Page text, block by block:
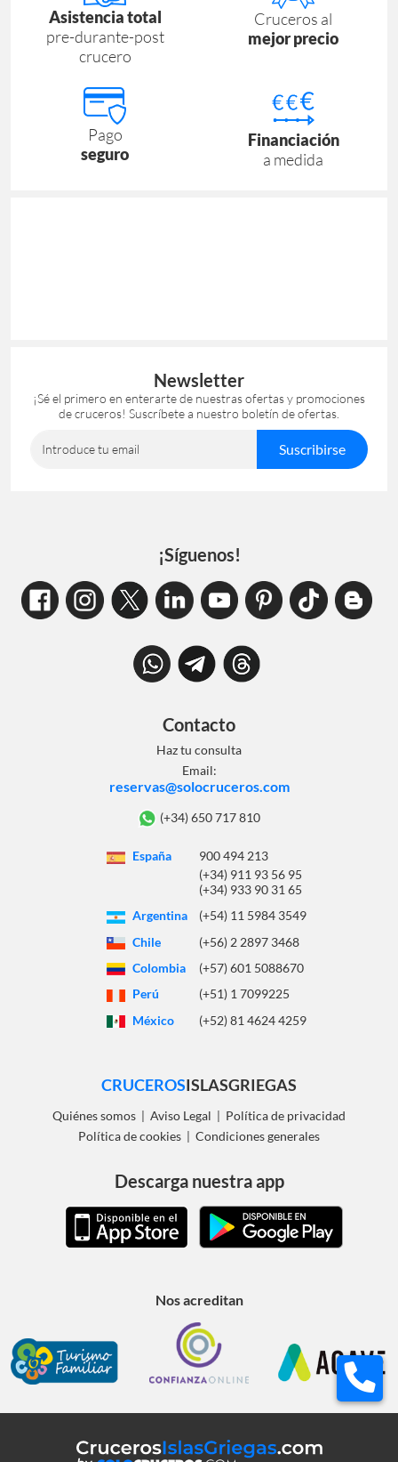
Asistencia total
pre-durante-post
crucero
Cruceros al
mejor precio
Pago
seguro
Financiación
a medida
Newsletter
¡Sé el primero en enterarte de nuestras ofertas y promociones
de cruceros! Suscríbete a nuestro boletín de ofertas.
Introduce tu email Suscribirse
¡Síguenos!
Contacto
Haz tu consulta
Email:
reservas@solocruceros.com
(+34) 650 717 810
España
900 494 213
(+34) 911 93 56 95
(+34) 933 90 31 65
Argentina
(+54) 11 5984 3549
Chile
(+56) 2 2897 3468
Colombia
(+57) 601 5088670
Perú
(+51) 1 7099225
México
(+52) 81 4624 4259
CRUCEROSISLASGRIEGAS
Quiénes somos Aviso Legal
Política de privacidad
Política de cookies
Condiciones generales
Descarga nuestra app
Nos acreditan